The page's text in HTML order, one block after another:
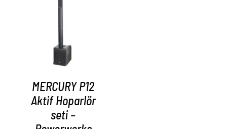
MERCURY P12
Aktif Hoparlör
seti –